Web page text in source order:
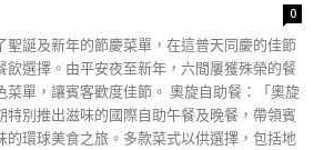
0
聖誕及新年的節慶菜單，在這普天同慶的佳節
飲選擇。由平安夜至新年，六間屢獲殊榮的餐
菜單，讓賓客歡度佳節。 奧旋自助餐：「奧旋
特別推出滋味的國際自助午餐及晚餐，帶領賓
的環球美食之旅。多款菜式以供選擇，包括地